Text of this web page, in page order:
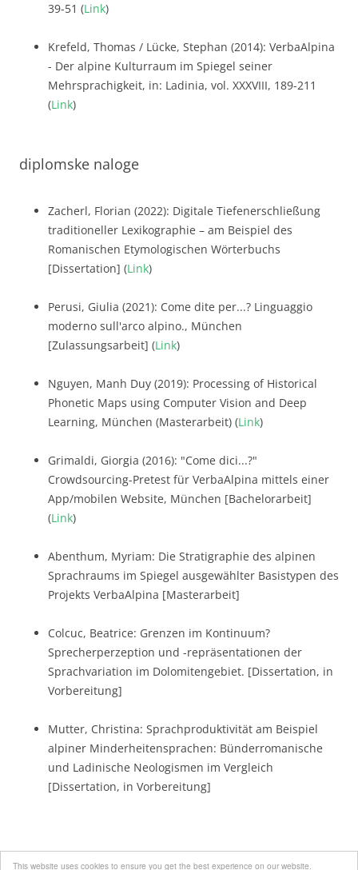
This website uses cookies to ensure you get the best experience on our website.
39-51 (Link)
Krefeld, Thomas / Lücke, Stephan (2014): VerbaAlpina
- Der alpine Kulturraum im Spiegel seiner
Mehrsprachigkeit, in: Ladinia, vol. XXXVIII, 189-211
(Link)
diplomske naloge
Zacherl, Florian (2022): Digitale Tiefenerschließung
traditioneller Lexikographie – am Beispiel des
Romanischen Etymologischen Wörterbuchs
[Dissertation] (Link)
Perusi, Giulia (2021): Come dite per...? Linguaggio
moderno sull'arco alpino., München
[Zulassungsarbeit] (Link)
Nguyen, Manh Duy (2019): Processing of Historical
Phonetic Maps using Computer Vision and Deep
Learning, München (Masterarbeit) (Link)
Grimaldi, Giorgia (2016): "Come dici...?"
Crowdsourcing-Pretest für VerbaAlpina mittels einer
App/mobilen Website, München [Bachelorarbeit]
(Link)
Abenthum, Myriam: Die Stratigraphie des alpinen
Sprachraums im Spiegel ausgewählter Basistypen des
Projekts VerbaAlpina [Masterarbeit]
Colcuc, Beatrice: Grenzen im Kontinuum?
Sprecherperzeption und -repräsentationen der
Sprachvariation im Dolomitengebiet. [Dissertation, in
Vorbereitung]
Mutter, Christina: Sprachproduktivität am Beispiel
alpiner Minderheitensprachen: Bünderromanische
und Ladinische Neologismen im Vergleich
[Dissertation, in Vorbereitung]